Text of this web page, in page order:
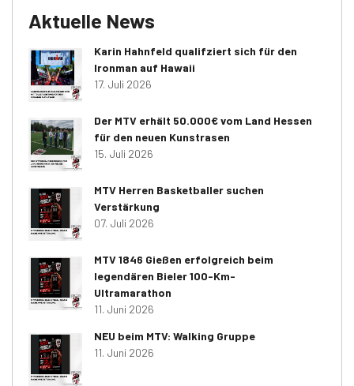
Aktuelle News
Karin Hahnfeld qualifziert sich für den
Ironman auf Hawaii
17. Juli 2026
Der MTV erhält 50.000€ vom Land Hessen
für den neuen Kunstrasen
15. Juli 2026
MTV Herren Basketballer suchen
Verstärkung
07. Juli 2026
MTV 1846 Gießen erfolgreich beim
legendären Bieler 100-Km-
Ultramarathon
11. Juni 2026
NEU beim MTV: Walking Gruppe
11. Juni 2026